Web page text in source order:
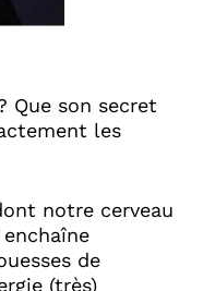
Que son secret
les
notre cerveau
de
(très)